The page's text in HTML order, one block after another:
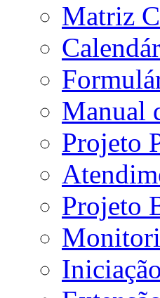
Matriz
Manual
Projeto
Projeto